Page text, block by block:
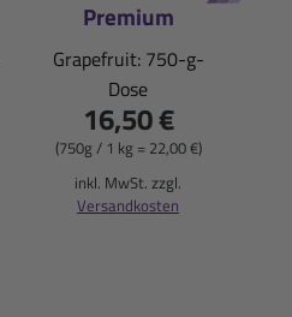
Premium
Grapefruit: 750-g-
Dose
16,50 €
(750g / 1 kg = 22,00 €)
inkl. MwSt. zzgl.
Versandkosten